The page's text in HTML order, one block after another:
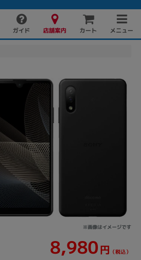
ガイド 店舗案内 カート メニュー
※画像はイメージです
8,980円 （税込）
ソフト